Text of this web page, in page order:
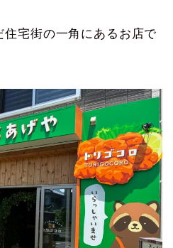
宅街の一角にあるお店で